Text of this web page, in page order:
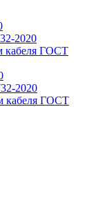
2020
ГОСТ
2020
ГОСТ